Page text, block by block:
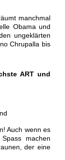
manchmal
Obama und
ungeklärten
Chrupalla bis
ART und
Auch wenn es
machen
der eine